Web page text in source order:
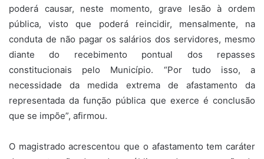
poderá causar, neste momento, grave lesão à ordem
pública, visto que poderá reincidir, mensalmente, na
conduta de não pagar os salários dos servidores, mesmo
diante do recebimento pontual dos repasses
constitucionais pelo Município. “Por tudo isso, a
necessidade da medida extrema de afastamento da
representada da função pública que exerce é conclusão
que se impõe”, afirmou.
O magistrado acrescentou que o afastamento tem caráter